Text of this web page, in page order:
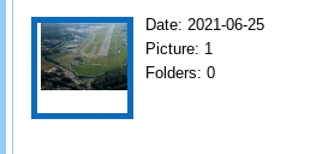
18.6.2021
Date: 2021-06-25
Picture: 1
Folders: 0